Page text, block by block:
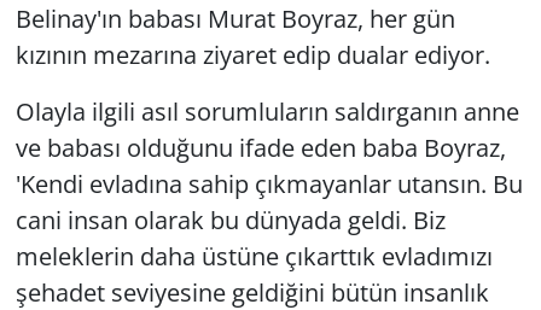
Belinay'ın babası Murat Boyraz, her gün
kızının mezarına ziyaret edip dualar ediyor.
Olayla ilgili asıl sorumluların saldırganın anne
ve babası olduğunu ifade eden baba Boyraz,
'Kendi evladına sahip çıkmayanlar utansın. Bu
cani insan olarak bu dünyada geldi. Biz
meleklerin daha üstüne çıkarttık evladımızı
şehadet seviyesine geldiğini bütün insanlık